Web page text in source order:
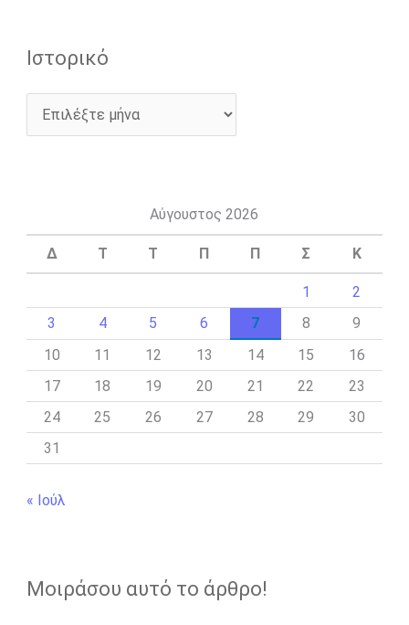
Ιστορικό
Αύγουστος 2026
Δ Τ Τ Π Π Σ Κ
1
2
3
4 5 6 7 8
9
10
11 12 13 14 15
16
17
18 19 20 21 22
23
24
25 26 27 28 29
30
31
« Ιούλ
Μοιράσου αυτό το άρθρο!